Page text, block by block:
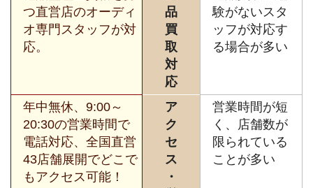
つ直営店のオーディ
オ専門スタッフが対
応。
品
買
取
対
応
験がないスタ
ッフが対応す
る場合が多い
年中無休、9:00～
20:30の営業時間で
電話対応、全国直営
43店舗展開でどこで
もアクセス可能！
ア
ク
セ
ス
・
営業時間が短
く、店舗数が
限られている
ことが多い